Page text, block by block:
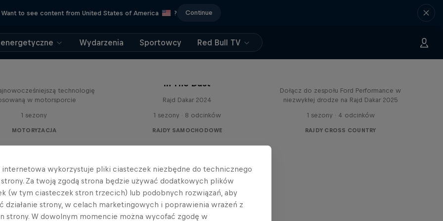
Want to see content from United States of America ? Continue
Wydarzenia Sportowcy Red Bull TV
technologię
w motorsporcie
1 sezony
MOTORYZACJA
In The Dust
Rajd Dakar 2024
1 sezony · 8 odcinków
RAJDY SAMOCHODOWE
Dołącz do zespołu Ford Performance w
niezwykłej drodze na Rajd Dakar 2025
1 sezony · 4 odcinków
RAJDY CROSS COUNTRY
internetowa wykorzystuje pliki ciasteczek niezbędne do technicznego
strony. Za twoją zgodą strona będzie używać dodatkowych plików
(w tym ciasteczek stron trzecich) lub podobnych rozwiązań, aby
działanie strony, w celach marketingowych i poprawienia wrażeń z
strony. W dowolnym momencie można wycofać zgodę w